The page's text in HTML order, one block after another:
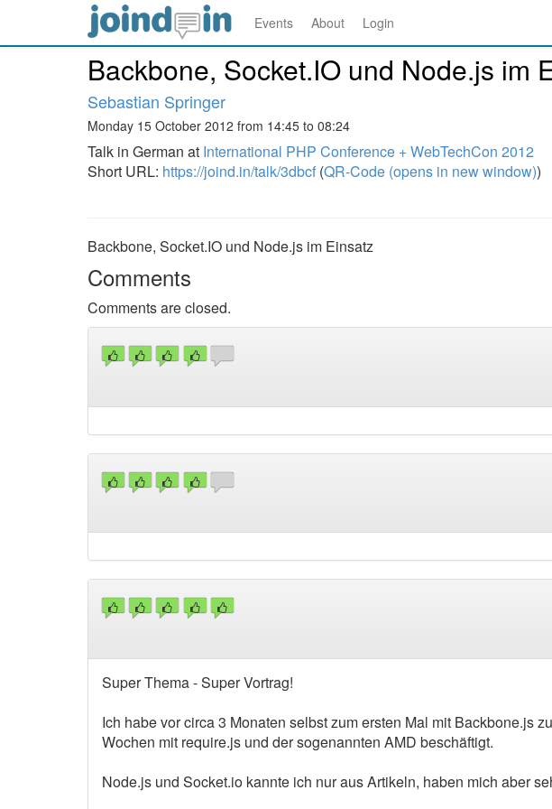
Events About Login
Backbone, Socket.IO und Node.js im
Sebastian Springer
Monday 15 October 2012 from 14:45 to 08:24
Talk in German at International PHP Conference + WebTechCon 2012
Short URL: https://joind.in/talk/3dbcf (QR-Code (opens in new window))
Backbone, Socket.IO und Node.js im Einsatz
Comments
Comments are closed.
Super Thema - Super Vortrag!
Ich habe vor circa 3 Monaten selbst zum ersten Mal mit Backbone.js
Wochen mit require.js und der sogenannten AMD beschäftigt.
Node.js und Socket.io kannte ich nur aus Artikeln, haben mich aber